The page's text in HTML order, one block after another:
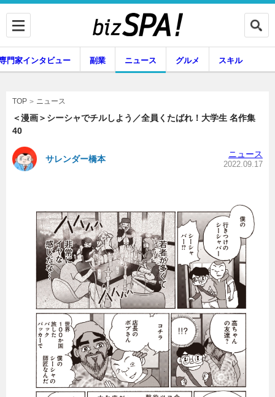
専門家インタビュー
グルメ スキル
暮らし エンタメ
連載一覧
門家インタビュー 副業 ニュース グルメ スキル
TOP ニュース
＜漫画＞シーシャでチルしよう／全員くたばれ！大学生 名作集
40
サレンダー橋本 ニュース
2022.09.17